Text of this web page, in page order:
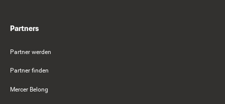
Partners
Partner werden
Partner finden
Mercer Belong